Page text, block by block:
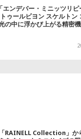
エンデバー・ミニッツリピ
ゥールビヨン スケルトン
の中に浮かび上がる精密
RAINELL Collection」か